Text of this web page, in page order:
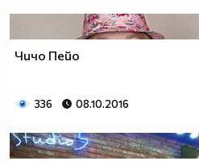
Чичо Пейо
336 08.10.2016